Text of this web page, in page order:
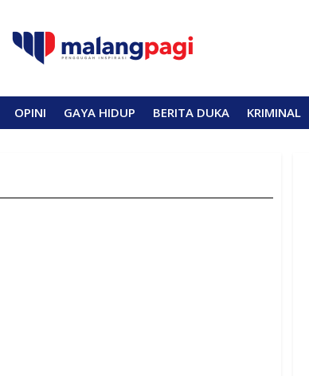
OPINI GAYA HIDUP BERITA DUKA KRIMINAL